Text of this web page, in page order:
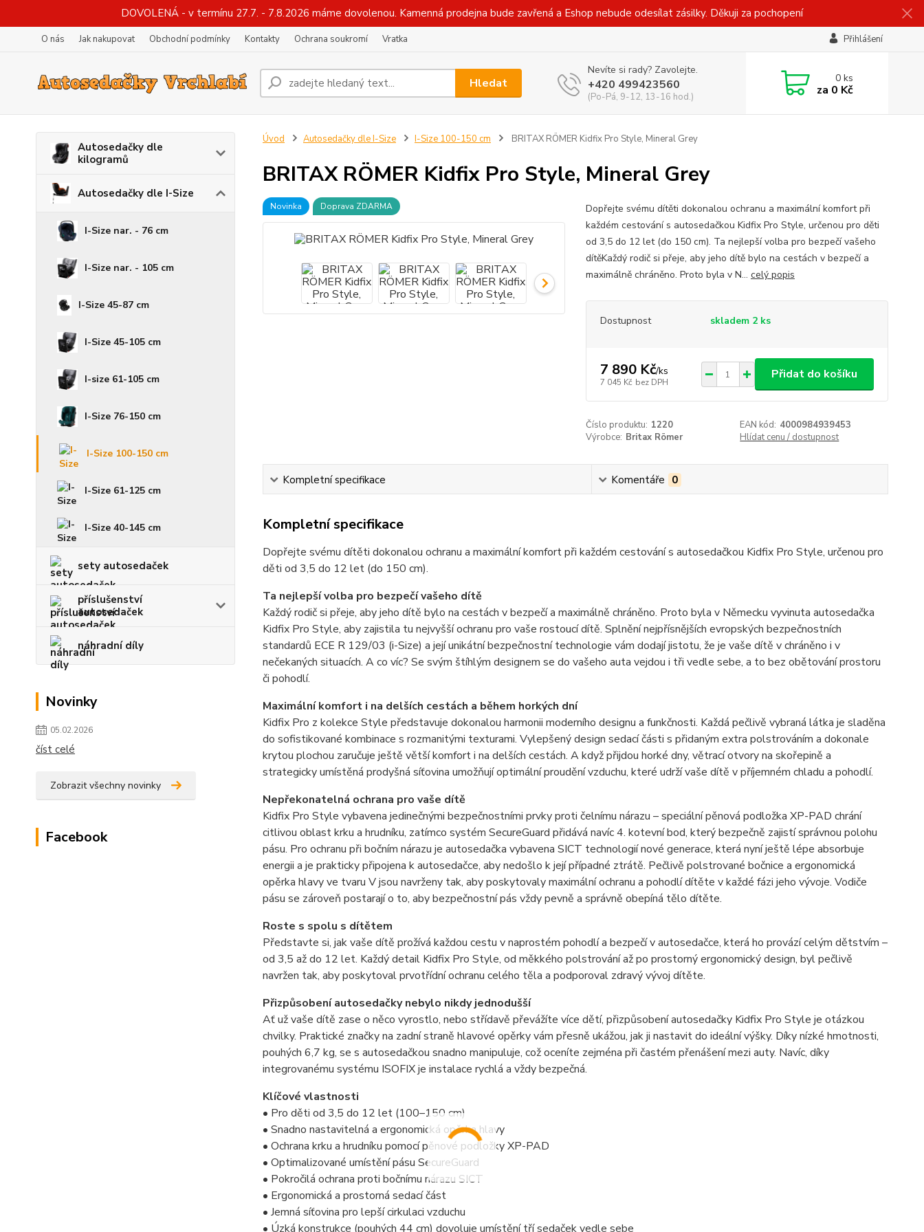
DOVOLENÁ - v termínu 27.7. - 7.8.2026 máme dovolenou. Kamenná prodejna bude zavřená a Eshop nebude odesílat zásilky. Děkuji za pochopení
O nás Jak nakupovat Obchodní podmínky Kontakty Ochrana soukromí Vratka Přihlášení
Hledat
Nevíte si rady? Zavolejte.
+420 499423560
(Po-Pá, 9-12, 13-16 hod.)
0ks
za 0 Kč
Autosedačky dle
kilogramů
Autosedačky dle I-Size
I-Size nar. - 76 cm
I-Size nar. - 105 cm
I-Size 45-87 cm
I-Size 45-105 cm
I-size 61-105 cm
I-Size 76-150 cm
I-Size 100-150 cm
I-Size 61-125 cm
I-Size 40-145 cm
sety autosedaček
příslušenství
autosedaček
náhradní díly
Novinky
05.02.2026
číst celé
Zobrazit všechny novinky
Facebook
Úvod Autosedačky dle I-Size I-Size 100-150 cm BRITAX RÖMER Kidfix Pro Style, Mineral Grey
BRITAX RÖMER Kidfix Pro Style, Mineral Grey
Novinka Doprava ZDARMA
Dopřejte svému dítěti dokonalou ochranu a maximální komfort při
každém cestování s autosedačkou Kidfix Pro Style, určenou pro děti
od 3,5 do 12 let (do 150 cm). Ta nejlepší volba pro bezpečí vašeho
dítěKaždý rodič si přeje, aby jeho dítě bylo na cestách v bezpečí a
maximálně chráněno. Proto byla v N... celý popis
Dostupnost skladem 2 ks
7 890 Kč/ks
7 045 Kč bez DPH
Přidat do košíku
Číslo produktu: 1220 EAN kód: 4000984939453
Výrobce: Britax Römer Hlídat cenu / dostupnost
Kompletní specifikace Komentáře 0
Kompletní specifikace
Dopřejte svému dítěti dokonalou ochranu a maximální komfort při každém cestování s autosedačkou Kidfix Pro Style, určenou pro
děti od 3,5 do 12 let (do 150 cm).
Ta nejlepší volba pro bezpečí vašeho dítě
Každý rodič si přeje, aby jeho dítě bylo na cestách v bezpečí a maximálně chráněno. Proto byla v Německu vyvinuta autosedačka
Kidfix Pro Style, aby zajistila tu nejvyšší ochranu pro vaše rostoucí dítě. Splnění nejpřísnějších evropských bezpečnostních
standardů ECE R 129/03 (i-Size) a její unikátní bezpečnostní technologie vám dodají jistotu, že je vaše dítě v chráněno i v
nečekaných situacích. A co víc? Se svým štíhlým designem se do vašeho auta vejdou i tři vedle sebe, a to bez obětování prostoru
či pohodlí.
Maximální komfort i na delších cestách a během horkých dní
Kidfix Pro z kolekce Style představuje dokonalou harmonii moderního designu a funkčnosti. Každá pečlivě vybraná látka je sladěna
do sofistikované kombinace s rozmanitými texturami. Vylepšený design sedací části s přidaným extra polstrováním a dokonale
krytou plochou zaručuje ještě větší komfort i na delších cestách. A když přijdou horké dny, větrací otvory na skořepině a
strategicky umístěná prodyšná síťovina umožňují optimální proudění vzduchu, které udrží vaše dítě v příjemném chladu a pohodlí.
Nepřekonatelná ochrana pro vaše dítě
Kidfix Pro Style vybavena jedinečnými bezpečnostními prvky proti čelnímu nárazu – speciální pěnová podložka XP-PAD chrání
citlivou oblast krku a hrudníku, zatímco systém SecureGuard přidává navíc 4. kotevní bod, který bezpečně zajistí správnou polohu
pásu. Pro ochranu při bočním nárazu je autosedačka vybavena SICT technologií nové generace, která nyní ještě lépe absorbuje
energii a je prakticky připojena k autosedačce, aby nedošlo k její případné ztrátě. Pečlivě polstrované bočnice a ergonomická
opěrka hlavy ve tvaru V jsou navrženy tak, aby poskytovaly maximální ochranu a pohodlí dítěte v každé fázi jeho vývoje. Vodiče
pásu se zároveň postarají o to, aby bezpečnostní pás vždy pevně a správně obepíná tělo dítěte.
Roste s spolu s dítětem
Představte si, jak vaše dítě prožívá každou cestu v naprostém pohodlí a bezpečí v autosedačce, která ho provází celým dětstvím –
od 3,5 až do 12 let. Každý detail Kidfix Pro Style, od měkkého polstrování až po prostorný ergonomický design, byl pečlivě
navržen tak, aby poskytoval prvotřídní ochranu celého těla a podporoval zdravý vývoj dítěte.
Přizpůsobení autosedačky nebylo nikdy jednodušší
Ať už vaše dítě zase o něco vyrostlo, nebo střídavě převážíte více dětí, přizpůsobení autosedačky Kidfix Pro Style je otázkou
chvilky. Praktické značky na zadní straně hlavové opěrky vám přesně ukážou, jak ji nastavit do ideální výšky. Díky nízké hmotnosti,
pouhých 6,7 kg, se s autosedačkou snadno manipuluje, což oceníte zejména při častém přenášení mezi auty. Navíc, díky
integrovanému systému ISOFIX je instalace rychlá a vždy bezpečná.
Klíčové vlastnosti
• Pro děti od 3,5 do 12 let (100–150 cm)
• Snadno nastavitelná a ergonomická opěrka hlavy
• Ochrana krku a hrudníku pomocí pěnové podložky XP-PAD
• Optimalizované umístění pásu SecureGuard
• Pokročilá ochrana proti bočnímu nárazu SICT
• Ergonomická a prostorná sedací část
• Jemná síťovina pro lepší cirkulaci vzduchu
• Úzká konstrukce (pouhých 44 cm) dovoluje umístění tří sedaček vedle sebe